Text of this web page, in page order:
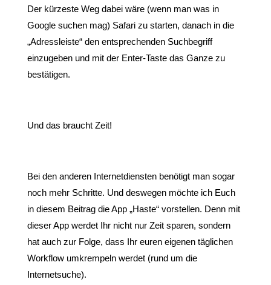
Der kürzeste Weg dabei wäre (wenn man was in
Google suchen mag) Safari zu starten, danach in die
„Adressleiste“ den entsprechenden Suchbegriff
einzugeben und mit der Enter-Taste das Ganze zu
bestätigen.
Und das braucht Zeit!
Bei den anderen Internetdiensten benötigt man sogar
noch mehr Schritte. Und deswegen möchte ich Euch
in diesem Beitrag die App „Haste“ vorstellen. Denn mit
dieser App werdet Ihr nicht nur Zeit sparen, sondern
hat auch zur Folge, dass Ihr euren eigenen täglichen
Workflow umkrempeln werdet (rund um die
Internetsuche).